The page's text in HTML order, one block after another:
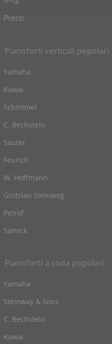
Prezzi
Pianoforti verticali popolari
Yamaha
Kawai
Schimmel
C. Bechstein
Sauter
Feurich
W. Hoffmann
Grotrian Steinweg
Petrof
Samick
Pianoforti a coda popolari
Yamaha
Steinway & Sons
C. Bechstein
Kawai